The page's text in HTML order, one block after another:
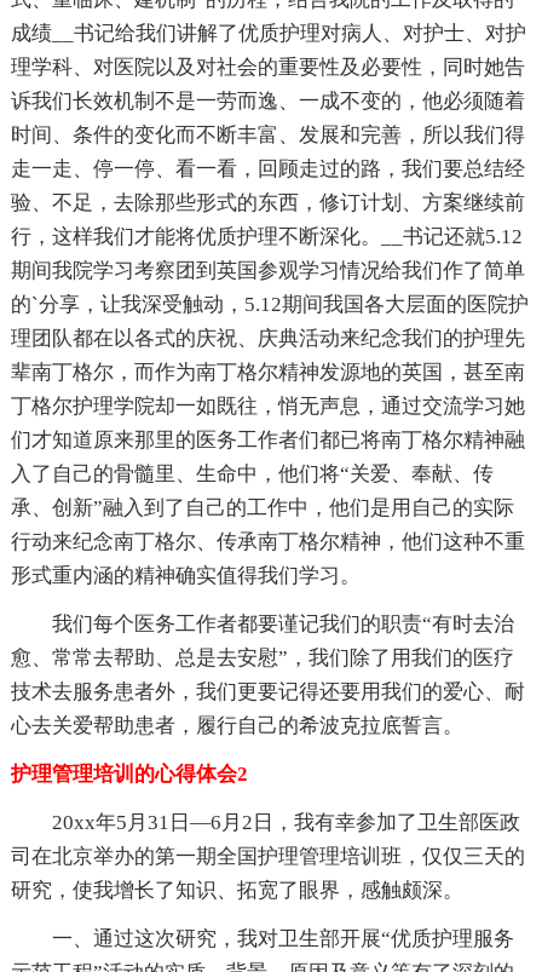
成绩__书记给我们讲解了优质护理对病人、对护士、对护
理学科、对医院以及对社会的重要性及必要性，同时她告
诉我们长效机制不是一劳而逸、一成不变的，他必须随着
时间、条件的变化而不断丰富、发展和完善，所以我们得
走一走、停一停、看一看，回顾走过的路，我们要总结经
验、不足，去除那些形式的东西，修订计划、方案继续前
行，这样我们才能将优质护理不断深化。__书记还就5.12
期间我院学习考察团到英国参观学习情况给我们作了简单
的`分享，让我深受触动，5.12期间我国各大层面的医院护
理团队都在以各式的庆祝、庆典活动来纪念我们的护理先
辈南丁格尔，而作为南丁格尔精神发源地的英国，甚至南
丁格尔护理学院却一如既往，悄无声息，通过交流学习她
们才知道原来那里的医务工作者们都已将南丁格尔精神融
入了自己的骨髓里、生命中，他们将“关爱、奉献、传
承、创新”融入到了自己的工作中，他们是用自己的实际
行动来纪念南丁格尔、传承南丁格尔精神，他们这种不重
形式重内涵的精神确实值得我们学习。
我们每个医务工作者都要谨记我们的职责“有时去治
愈、常常去帮助、总是去安慰”，我们除了用我们的医疗
技术去服务患者外，我们更要记得还要用我们的爱心、耐
心去关爱帮助患者，履行自己的希波克拉底誓言。
护理管理培训的心得体会2
20xx年5月31日—6月2日，我有幸参加了卫生部医政
司在北京举办的第一期全国护理管理培训班，仅仅三天的
研究，使我增长了知识、拓宽了眼界，感触颇深。
一、通过这次研究，我对卫生部开展“优质护理服务